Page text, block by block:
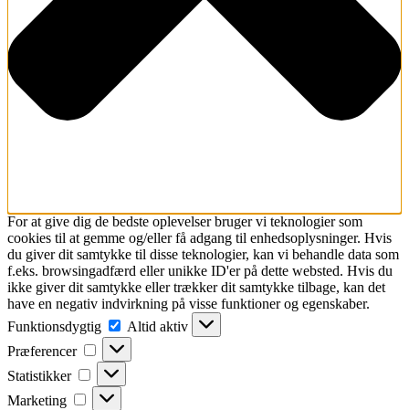
For at give dig de bedste oplevelser bruger vi teknologier som
cookies til at gemme og/eller få adgang til enhedsoplysninger. Hvis
du giver dit samtykke til disse teknologier, kan vi behandle data som
f.eks. browsingadfærd eller unikke ID'er på dette websted. Hvis du
ikke giver dit samtykke eller trækker dit samtykke tilbage, kan det
have en negativ indvirkning på visse funktioner og egenskaber.
Funktionsdygtig
Funktionsdygtig
Altid aktiv
Præferencer
Præferencer
Statistikker Statistikker
Marketing Marketing